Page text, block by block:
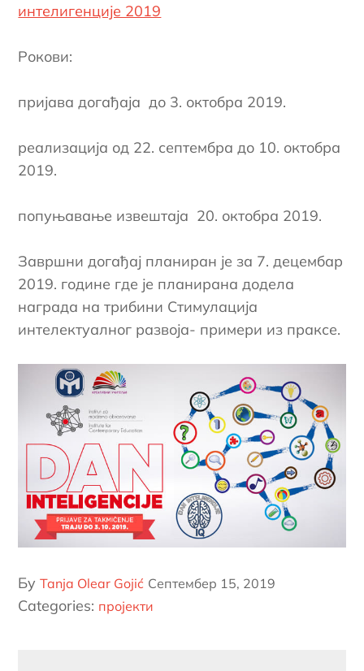
интелигенције 2019
Рокови:
пријава догађаја до 3. октобра 2019.
реализација од 22. септембра до 10. октобра
2019.
попуњавање извештаја 20. октобра 2019.
Завршни догађај планиран је за 7. децембар
2019. године где је планирана додела
награда на трибини Стимулација
интелектуалног развоја- примери из праксе.
БyTanja Olear Gojić Постед
он
Септембер 15, 2019
Categories: пројекти